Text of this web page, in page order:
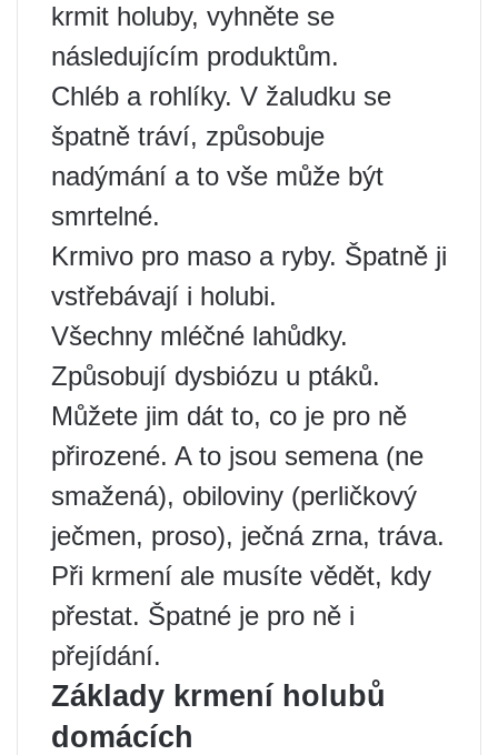
krmit holuby, vyhněte se
následujícím produktům.
Chléb a rohlíky. V žaludku se
špatně tráví, způsobuje
nadýmání a to vše může být
smrtelné.
Krmivo pro maso a ryby. Špatně ji
vstřebávají i holubi.
Všechny mléčné lahůdky.
Způsobují dysbiózu u ptáků.
Můžete jim dát to, co je pro ně
přirozené. A to jsou semena (ne
smažená), obiloviny (perličkový
ječmen, proso), ječná zrna, tráva.
Při krmení ale musíte vědět, kdy
přestat. Špatné je pro ně i
přejídání.
Základy krmení holubů
domácích